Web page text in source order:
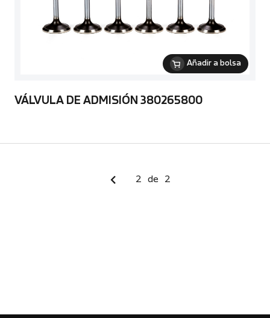
Añadir a bolsa
VÁLVULA DE ADMISIÓN 380265800
2 de 2